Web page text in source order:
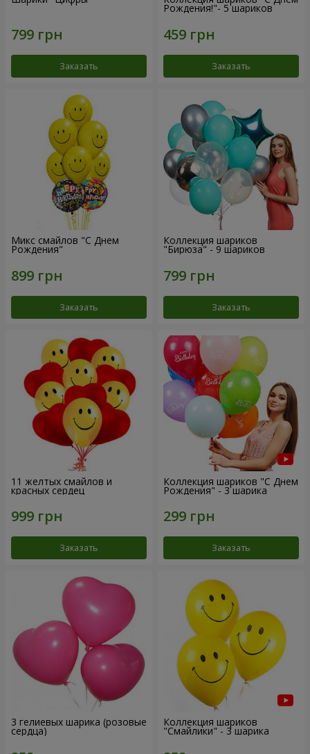
Заказать
Рождения!"- 5 шариков
Заказать
Микс смайлов "C Днем
Рождения"
Заказать
Коллекция шариков
"Бирюза" - 9 шариков
Заказать
11 желтых смайлов и
красных сердец
Заказать
Коллекция шариков "С Днем
Рождения" - 3 шарика
Заказать
3 гелиевых шарика (розовые
сердца)
Коллекция шариков
"Смайлики" - 3 шарика